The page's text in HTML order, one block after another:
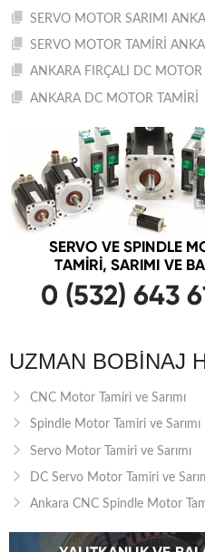
SERVO MOTOR SARIMI
SERVO MOTOR TAMİRİ
ANKARA FIRÇALI DC MOTOR
ANKARA DC MOTOR TAMİRİ
UZMAN BOBINAJ
CNC Motor Tamiri ve Sarımı
Spindle Motor Tamiri ve Sarımı
Servo Motor Tamiri ve Sarımı
DC Servo Motor Tamiri ve
Ankara CNC Spindle Motor